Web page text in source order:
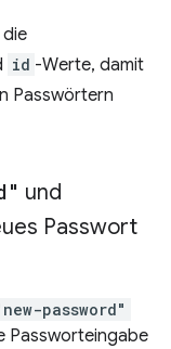
id -Werte, damit
Passwörtern
und
Passwort
password"
Passworteingabe